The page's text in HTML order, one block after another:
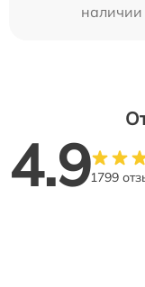
наличии
4.91799